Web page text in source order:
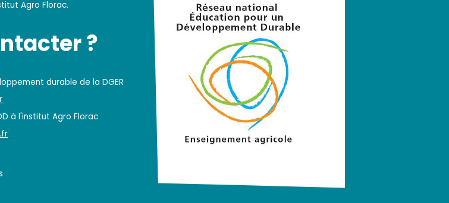
Agro Florac.
?
durable de la DGER
à l'institut Agro Florac